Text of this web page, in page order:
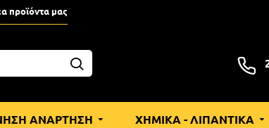
προϊόντα μας
ΑΝΑΡΤΗΣΗ ΧΗΜΙΚΑ - ΛΙΠΑΝΤΙΚΑ